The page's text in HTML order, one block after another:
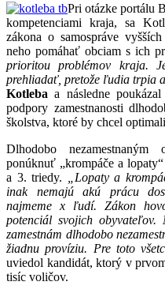
Pri otázke portálu
kompetenciami kraja, sa
zákona o samospráve
neho pomáhať obciam s ich
prioritou problémov kraja.
prehliadať, pretože ľudia trpia
Kotleba a následne
podpory zamestnanosti
školstva, ktoré by chcel
Dlhodobo
ponúknuť „krompáče a
a 3. triedy.
„Lopaty a
inak nemajú akú prácu
najmeme x ľudí. Zákon
potenciál svojich
zamestnám dlhodobo
žiadnu províziu. Pre toto
uviedol kandidát, ktorý v
tisíc voličov.